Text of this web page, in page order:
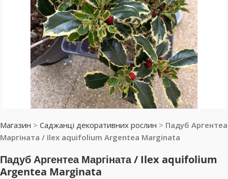
Магазин > Саджанці декоративних рослин > Падуб Аргентеа
Маргіната / Ilex aquifolium Argentea Marginata
Падуб Аргентеа Маргіната / Ilex aquifolium
Argentea Marginata